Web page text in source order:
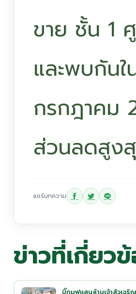
ขาย ชั้น 1
และพบกันใ
กรกฎาคม
ส่วนลดสูง
แชร์บทความ
ข่าวที่เกี่ยว
บิ๊กมูฟแสนล้านเจ้าสัวเจริ